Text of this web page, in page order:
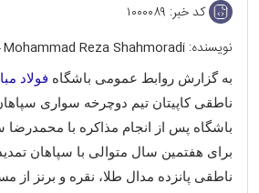
کد خبر: ۱۰۰۰۰۸۹
نویسنده: Mohammad Reza Shahmoradi
به گزارش روابط عمومی باشگاه فولاد
ناطقی کاپیتان تیم دوچرخه سواری
باشگاه پس از انجام مذاکره با محمدرضا
برای هفتمین سال متوالی با سپاهان
ناطقی پانزده مدال طلا، نقره و برنز از